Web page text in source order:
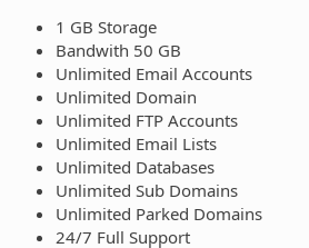
1 GB Storage
Bandwith 50 GB
Unlimited Email Accounts
Unlimited Domain
Unlimited FTP Accounts
Unlimited Email Lists
Unlimited Databases
Unlimited Sub Domains
Unlimited Parked Domains
24/7 Full Support